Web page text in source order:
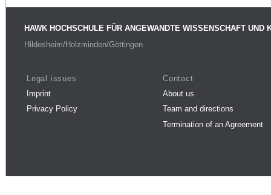
HAWK HOCHSCHULE FÜR ANGEWANDTE WISSENSCHAFT UND
Hildesheim/Holzminden/Göttingen
Legal issues
Imprint
Privacy Policy
Contact
About us
Team and directions
Termination of an Agreement